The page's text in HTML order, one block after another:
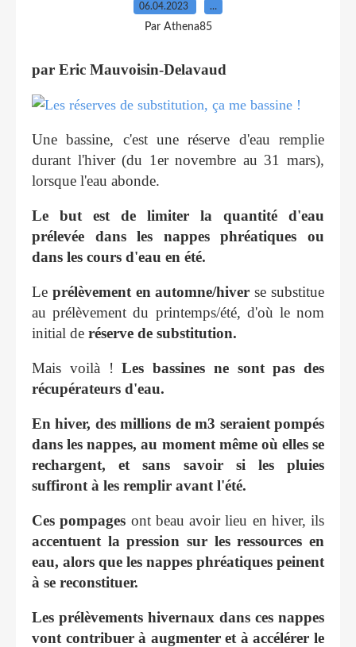
06.04.2023 …
Par Athena85
par Eric Mauvoisin-Delavaud
Une bassine, c'est une réserve d'eau remplie
durant l'hiver (du 1er novembre au 31 mars),
lorsque l'eau abonde.
Le but est de limiter la quantité d'eau
prélevée dans les nappes phréatiques ou
dans les cours d'eau en été.
Le prélèvement en automne/hiver se substitue
au prélèvement du printemps/été, d'où le nom
initial de réserve de substitution.
Mais voilà !Les bassines ne sont pas des
récupérateurs d'eau.
En hiver, des millions de m3 seraient pompés
dans les nappes, au moment même où elles se
rechargent, et sans savoir si les pluies
suffiront à les remplir avant l'été.
Ces pompages ont beau avoir lieu en hiver, ils
accentuent la pression sur les ressources en
eau, alors que les nappes phréatiques peinent
à se reconstituer.
Les prélèvements hivernaux dans ces nappes
vont contribuer à augmenter et à accélérer le